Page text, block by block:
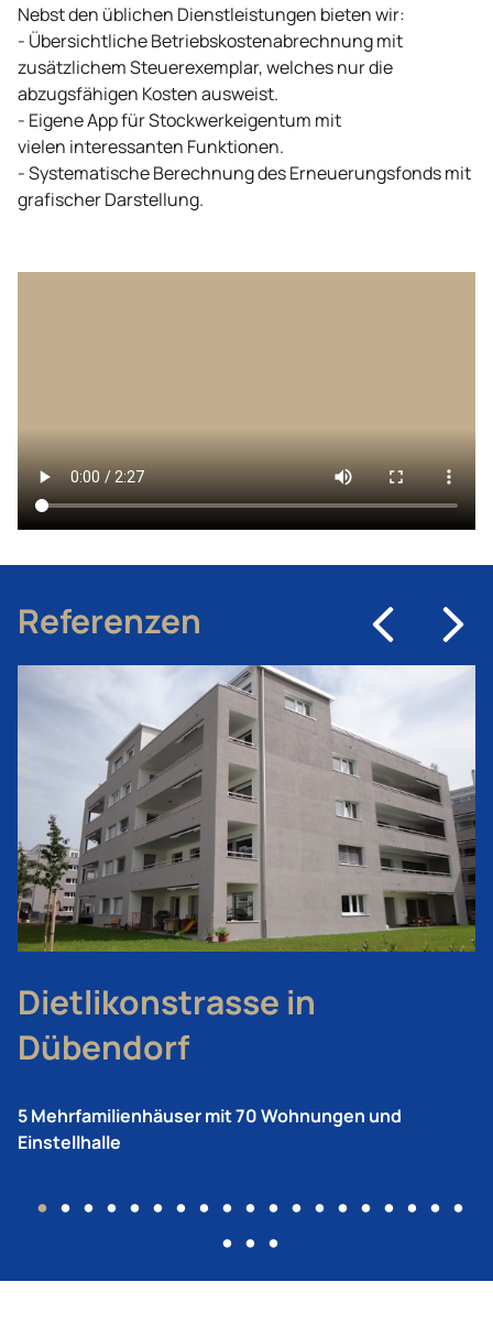
Nebst den üblichen Dienstleistungen bieten wir:
- Übersichtliche Betriebskostenabrechnung mit
zusätzlichem Steuerexemplar, welches nur die
abzugsfähigen Kosten ausweist.
- Eigene App für Stockwerkeigentum mit
vielen interessanten Funktionen.
- Systematische Berechnung des Erneuerungsfonds mit
grafischer Darstellung.
Referenzen
Dietlikonstrasse in
Dübendorf
5 Mehrfamilienhäuser mit 70 Wohnungen und
Einstellhalle
• • • • • • • • • • • • • • • • • • •
• • •